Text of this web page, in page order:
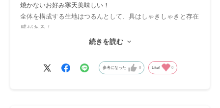
焼かないお好み寒天美味しい！
全体を構成する生地はつるんとして、具はしゃきしゃきと存在
感がある！
いつもの焼くお好み焼きよりカロリー低いんだろうなー！寒天
続きを読む
参考になった 0 Like! 0